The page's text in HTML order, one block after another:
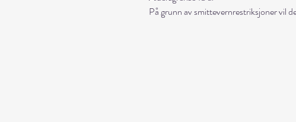
På grunn av smittevernrestriksjoner vil